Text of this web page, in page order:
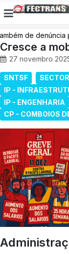
de denúncia
mais
Cresce a
27 novembro
SNTSF
IP -
IP - ENGENHARIA
CP - COMBOIOS